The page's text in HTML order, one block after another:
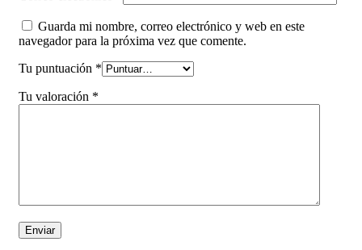
Guarda mi nombre, correo electrónico y web en este
navegador para la próxima vez que comente.
Tu puntuación *
Tu valoración *